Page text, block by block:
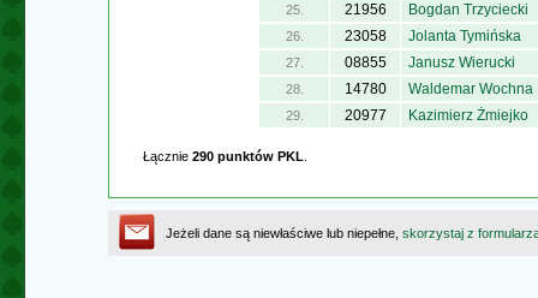
25. 21956 Bogdan Trzyciecki
26. 23058 Jolanta Tymińska
27. 08855 Janusz Wierucki
28. 14780 Waldemar Wochna
29. 20977 Kazimierz Żmiejko
Łącznie 290 punktów PKL
Jeżeli dane są niewłaściwe lub niepełne, skorzystaj z